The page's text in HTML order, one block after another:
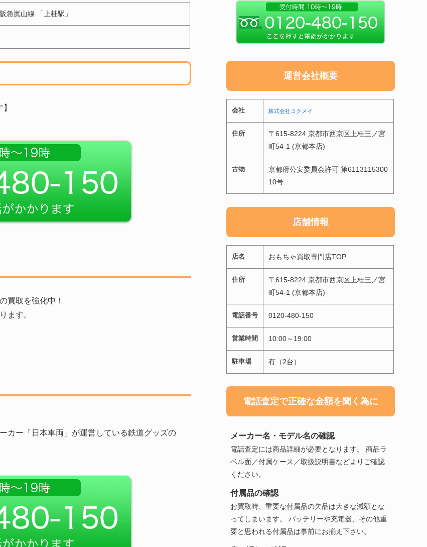
急嵐山線 「上桂駅」
買取を強化中！
ます。
カー「日本車両」が運営している鉄道グッズの
運営会社概要
会社 株式会社コクメイ
住所
〒615-8224 京都市西京区上桂三ノ宮
町54-1 (京都本店)
古物
京都府公安委員会許可 第6113115300
10号
店舗情報
店名 おもちゃ買取専門店TOP
住所
〒615-8224 京都市西京区上桂三ノ宮
町54-1 (京都本店)
電話番号 0120-480-150
営業時間 10:00～19:00
駐車場 有（2台）
電話査定で正確な金額を聞く為に
メーカー名・モデル名の確認
電話査定には商品詳細が必要となります。 商品ラ
ベル面／付属ケース／取扱説明書などよりご確認
ください。
付属品の確認
お買取時、重要な付属品の欠品は大きな減額とな
ってしまいます。 バッテリーや充電器、その他重
要と思われる付属品は事前にお揃え下さい。